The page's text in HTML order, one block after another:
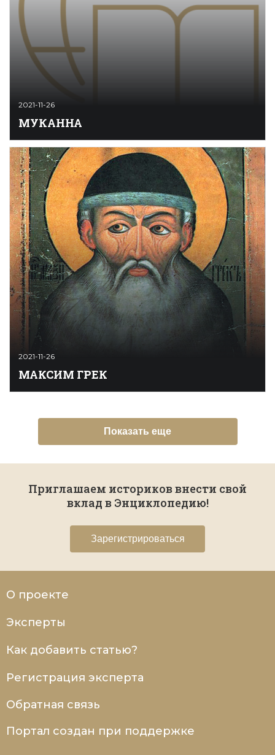
2021-11-26
МУКАННА
2021-11-26
МАКСИМ ГРЕК
1556, Сергиев Посад) — филолог, переводчик, поэт,
ученый-энциклопедист, преподобный православной
церкви (память 21 января). Принадлежал к знатной
входил в круг греческих гуманистов. Получив
Показать еще
Приглашаем историков внести свой
вклад в Энциклопедию!
Зарегистрироваться
О проекте
Эксперты
Как добавить статью?
Регистрация эксперта
Обратная связь
Портал создан при поддержке